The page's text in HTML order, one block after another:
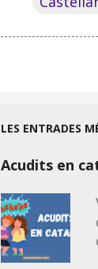
LES ENTRADES
Acudits en